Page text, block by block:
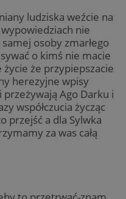
ludziska weźcie na
nie
osoby zmarłego
o kimś nie macie
że przypiepszacie
herezyjne wpisy
Ago Darku i
współczucia życząc
przejść a dla Sylwka
za was całą